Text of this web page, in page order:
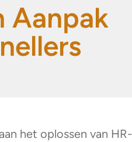
Aanpak
het oplossen van HR-